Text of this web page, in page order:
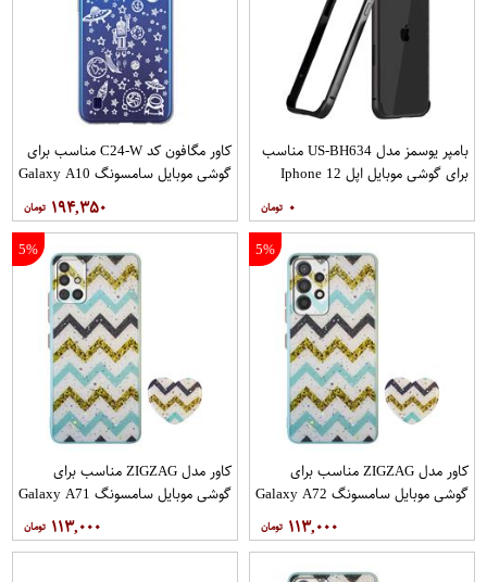
بامپر یوسمز مدل US-BH634 مناسب
برای گوشی موبایل اپل Iphone 12
۰
کاور مگافون کد C24-W مناسب برای
گوشی موبایل سامسونگ Galaxy A10
۱۹۴,۳۵۰
5%
کاور مدل ZIGZAG مناسب برای
گوشی موبایل سامسونگ Galaxy A72
۱۱۳,۰۰۰
5%
کاور مدل ZIGZAG مناسب برای
گوشی موبایل سامسونگ Galaxy A71
۱۱۳,۰۰۰